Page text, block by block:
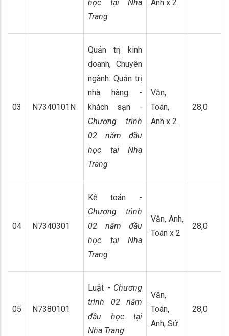
học tại Nha
Trang
Anh x 2
03 N7340101N
Quản trị kinh
doanh, Chuyên
ngành: Quản trị
nhà hàng -
khách sạn -
Chương trình
02 năm đầu
học tại Nha
Trang
Văn,
Toán,
Anh x 2
28,0
04 N7340301
Kế toán -
Chương trình
02 năm đầu
học tại Nha
Trang
Văn, Anh,
Toán x 2
28,0
05 N7380101
Luật - Chương
trình 02 năm
đầu học tại
Nha Trang
Văn,
Toán,
Anh, Sử
28,0